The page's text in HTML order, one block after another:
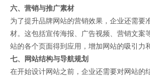
六、营销与推广素材
为了提升品牌网站的营销效果，企业还需要
材。这包括宣传海报、广告视频、营销文案
站的各个页面得到应用，增加网站的吸引力
七、网站结构与导航规划
在开始设计网站之前，企业还需要对网站的